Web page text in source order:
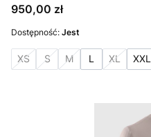
Cena
950,00 zł
Dostępność: Jest
XS S M L XL XXL